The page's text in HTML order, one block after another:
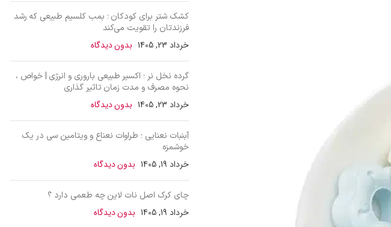
کشک شتر برای کودکان ؛ بمب کلسیم طبیعی که رشد
فرزندتان را تقویت می‌کند
خرداد 23, 1405 بدون دیدگاه
گرده نخل نر ؛ اکسیر طبیعی باروری و انرژی | خواص ،
نحوه مصرف و مدت زمان تاثیر گذاری
خرداد 23, 1405 بدون دیدگاه
آبنبات نعنایی ؛ طراوات نعناع و ویتامین سی در یک
خوشمزه
خرداد 19, 1405 بدون دیدگاه
چای کرک اصل نات لاین چه طعمی دارد ؟
خرداد 19, 1405 بدون دیدگاه